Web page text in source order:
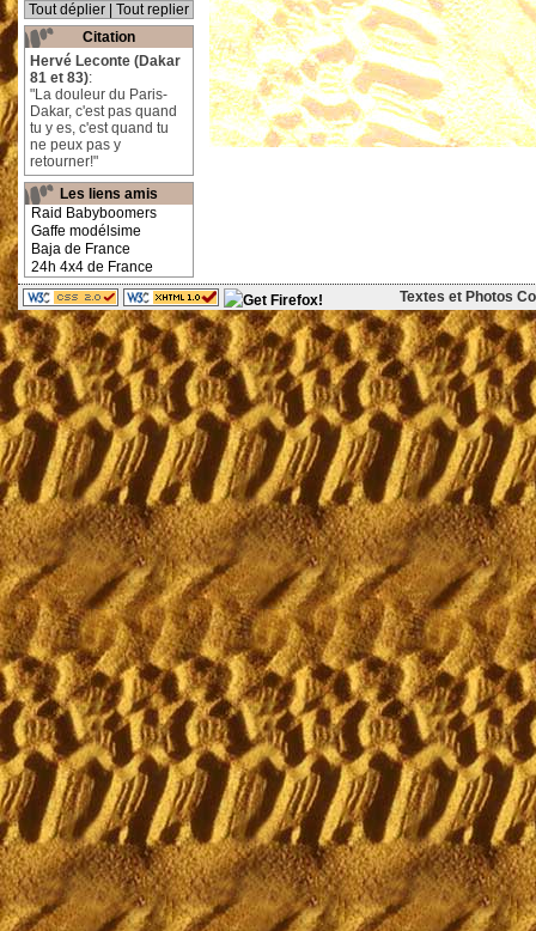
Tout déplier
Tout replier
Citation
Hervé Leconte (Dakar
81 et 83):
"La douleur du Paris-
Dakar, c'est pas quand
tu y es, c'est quand tu
ne peux pas y
retourner!"
Les liens amis
Raid Babyboomers
Gaffe modélsime
Baja de France
24h 4x4 de France
Textes et Photos